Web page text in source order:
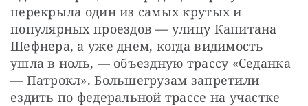
перекрыла один из самых крутых и
популярных проездов — улицу Капитана
Шефнера, а уже днем, когда видимость
ушла в ноль, — объездную трассу «Седанка
— Патрокл». Большегрузам запретили
ездить по федеральной трассе на участке